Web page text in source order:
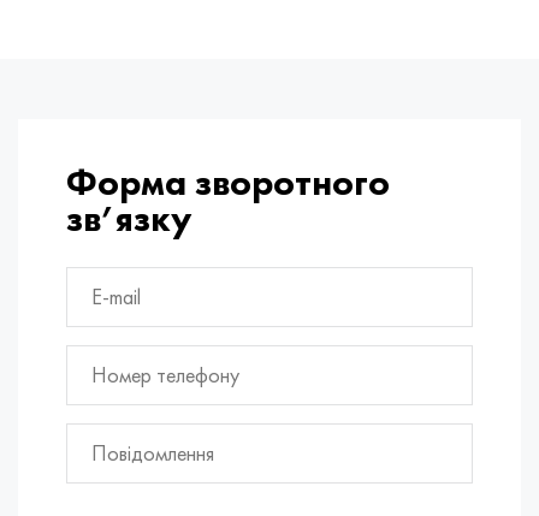
Форма зворотного
зв’язку